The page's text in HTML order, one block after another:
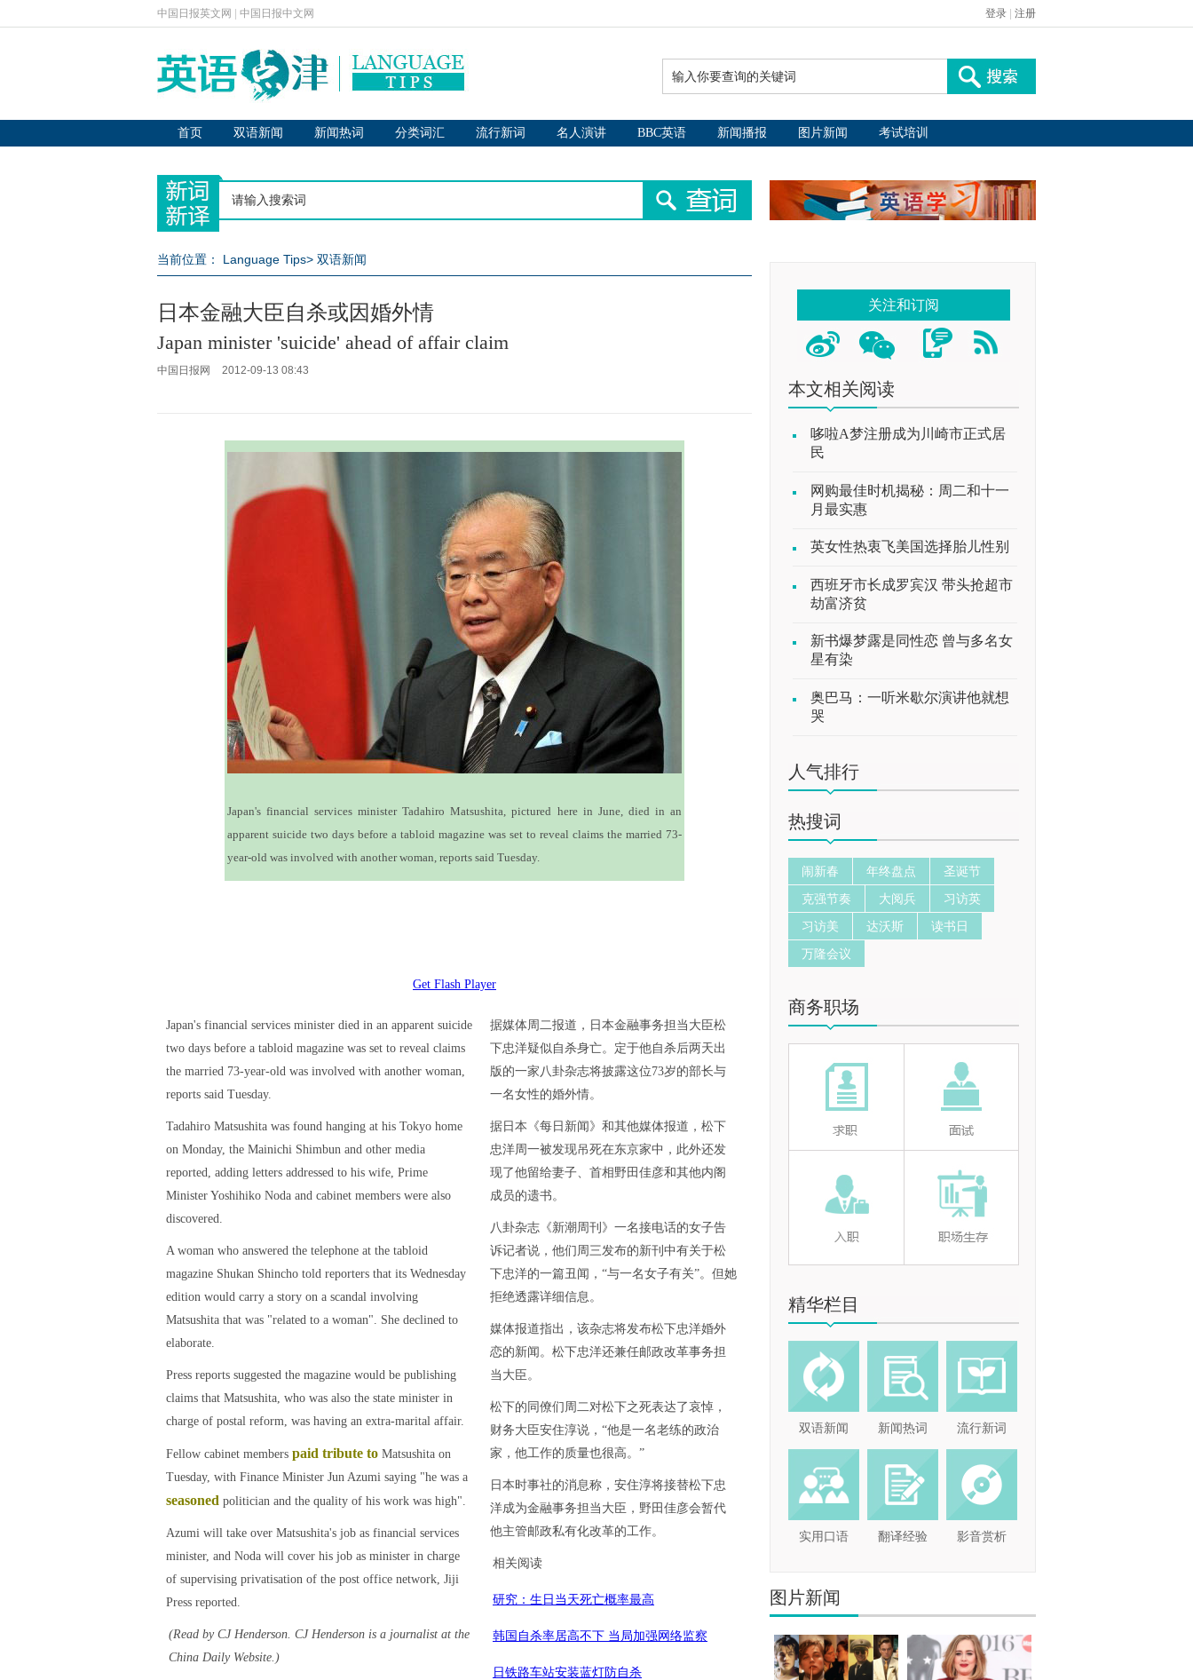
中国日报英文网 中国日报中文网 登录 注册
首页 双语新闻 新闻热词 分类词汇 流行新词 名人演讲 BBC英语 新闻播报 图片新闻 考试培训
当前位置： Language Tips> 双语新闻
日本金融大臣自杀或因婚外情
Japan minister 'suicide' ahead of affair claim
中国日报网 2012-09-13 08:43
Japan's financial services minister Tadahiro Matsushita, pictured here in June, died in an
apparent suicide two days before a tabloid magazine was set to reveal claims the married 73-
year-old was involved with another woman, reports said Tuesday.
Get Flash Player
Japan's financial services minister died in an apparent suicide
two days before a tabloid magazine was set to reveal claims
the married 73-year-old was involved with another woman,
reports said Tuesday.
Tadahiro Matsushita was found hanging at his Tokyo home
on Monday, the Mainichi Shimbun and other media
reported, adding letters addressed to his wife, Prime
Minister Yoshihiko Noda and cabinet members were also
discovered.
A woman who answered the telephone at the tabloid
magazine Shukan Shincho told reporters that its Wednesday
edition would carry a story on a scandal involving
Matsushita that was "related to a woman". She declined to
elaborate.
Press reports suggested the magazine would be publishing
claims that Matsushita, who was also the state minister in
charge of postal reform, was having an extra-marital affair.
Fellow cabinet members paid tribute to Matsushita on
Tuesday, with Finance Minister Jun Azumi saying "he was a
seasoned politician and the quality of his work was high".
Azumi will take over Matsushita's job as financial services
minister, and Noda will cover his job as minister in charge
of supervising privatisation of the post office network, Jiji
Press reported.
(Read by CJ Henderson. CJ Henderson is a journalist at the
China Daily Website.)
据媒体周二报道，日本金融事务担当大臣松
下忠洋疑似自杀身亡。定于他自杀后两天出
版的一家八卦杂志将披露这位73岁的部长与
一名女性的婚外情。
据日本《每日新闻》和其他媒体报道，松下
忠洋周一被发现吊死在东京家中，此外还发
现了他留给妻子、首相野田佳彦和其他内阁
成员的遗书。
八卦杂志《新潮周刊》一名接电话的女子告
诉记者说，他们周三发布的新刊中有关于松
下忠洋的一篇丑闻，“与一名女子有关”。但她
拒绝透露详细信息。
媒体报道指出，该杂志将发布松下忠洋婚外
恋的新闻。松下忠洋还兼任邮政改革事务担
当大臣。
松下的同僚们周二对松下之死表达了哀悼，
财务大臣安住淳说，“他是一名老练的政治
家，他工作的质量也很高。”
日本时事社的消息称，安住淳将接替松下忠
洋成为金融事务担当大臣，野田佳彦会暂代
他主管邮政私有化改革的工作。
相关阅读
研究：生日当天死亡概率最高
韩国自杀率居高不下 当局加强网络监察
日铁路车站安装蓝灯防自杀
关注和订阅
本文相关阅读
哆啦A梦注册成为川崎市正式居
民
网购最佳时机揭秘：周二和十一
月最实惠
英女性热衷飞美国选择胎儿性别
西班牙市长成罗宾汉 带头抢超市
劫富济贫
新书爆梦露是同性恋 曾与多名女
星有染
奥巴马：一听米歇尔演讲他就想
哭
人气排行
热搜词
闹新春 年终盘点
圣诞节
克强节奏
大阅兵
习访英
习访美
达沃斯
读书日
万隆会议
商务职场
精华栏目
双语新闻 新闻热词 流行新词
实用口语 翻译经验 影音赏析
图片新闻